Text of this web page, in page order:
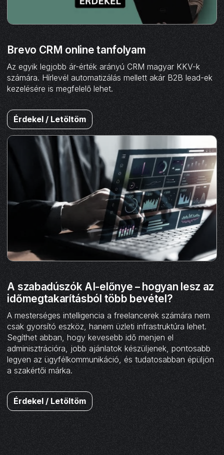
Brevo CRM online tanfolyam
Az egyik legjobb ár-érték arányú CRM magyar KKV-k
számára. Hírlevél automatizálás mellett akár B2B lead-ek
kezelésére is megfelelő lehet.
Érdekel / Letöltöm
A szabadúszók AI-előnye – hogyan lesz az
időmegtakarításból több bevétel?
A mesterséges intelligencia a freelancerek számára nem
csak gyorsító eszköz, hanem üzleti infrastruktúra lehet.
Segíthet abban, hogy kevesebb idő menjen el
adminisztrációra, jobb ajánlatok készüljenek, pontosabb
legyen az ügyfélkommunikáció, és tudatosabban épüljön
a szakértői márka.
Érdekel / Letöltöm